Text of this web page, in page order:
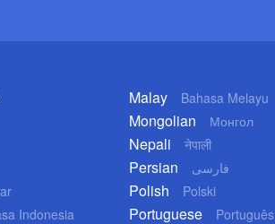
Indonesia
Malay Bahasa Melayu
Mongolian Монгол
Nepali नेपाली
Persian فارسی
Polish Polski
Portuguese Português